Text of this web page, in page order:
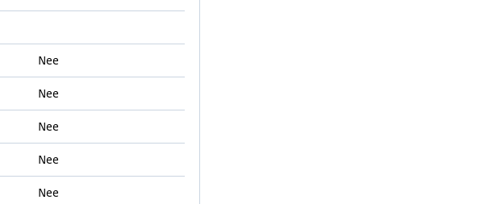
Nee
Nee
Nee
Nee
Nee